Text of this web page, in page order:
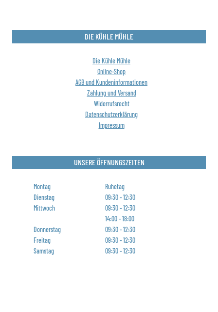
DIE KÜHLE MÜHLE
Die Kühle Mühle
Online-Shop
AGB und Kundeninformationen
Zahlung und Versand
Widerrufsrecht
Datenschutzerklärung
Impressum
UNSERE ÖFFNUNGSZEITEN
Montag
Ruhetag
Dienstag
09:30 - 12:30
Mittwoch
09:30 - 12:30
14:00 - 18:00
Donnerstag
09:30 - 12:30
Freitag
09:30 - 12:30
Samstag
09:30 - 12:30